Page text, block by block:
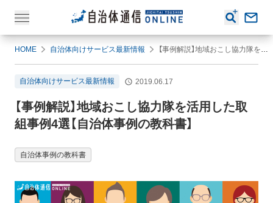
HOME 自治体向けサービス最新情報 【事例解説】地域おこし協力隊を活用した取組事例4選【自治体事例の教科書】
自治体向けサービス最新情報 2019.06.17
【事例解説】地域おこし協力隊を活用した取
組事例4選【自治体事例の教科書】
自治体事例の教科書